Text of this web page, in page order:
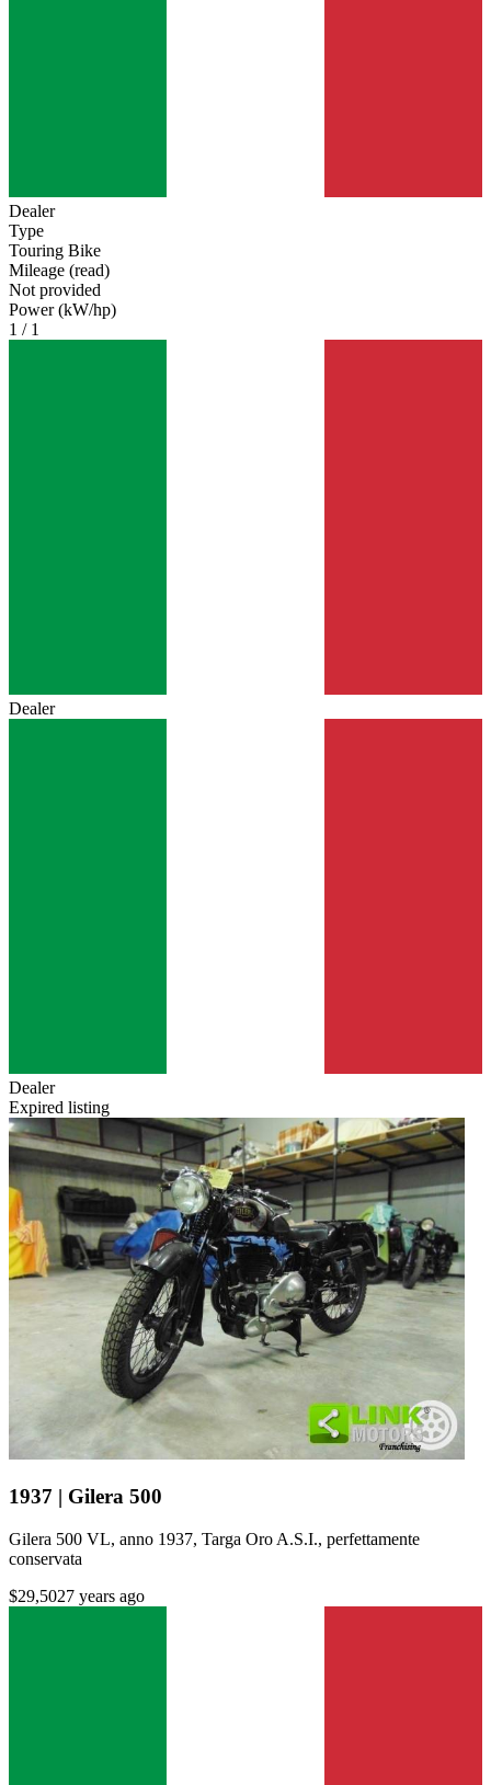
Dealer
Type
Touring Bike
Mileage (read)
Not provided
Power (kW/hp)
1 / 1
Dealer
Dealer
Expired listing
1937 | Gilera 500
Gilera 500 VL, anno 1937, Targa Oro A.S.I., perfettamente
conservata
$29,5027 years ago